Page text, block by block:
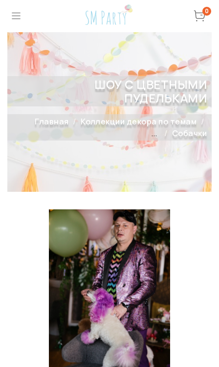
0
ШОУ С ЦВЕТНЫМИ
ПУДЕЛЬКАМИ
Главная
Коллекции декора по темам
...
Собачки